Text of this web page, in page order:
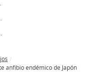
Japón
públicos
Capital de Japón
anfibio endémico de Japón